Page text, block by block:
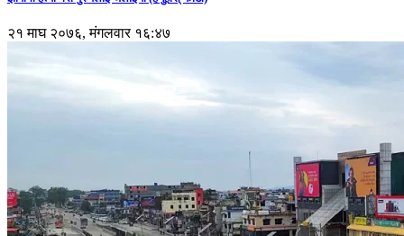
२१ माघ २०७६, मंगलवार १६:४७